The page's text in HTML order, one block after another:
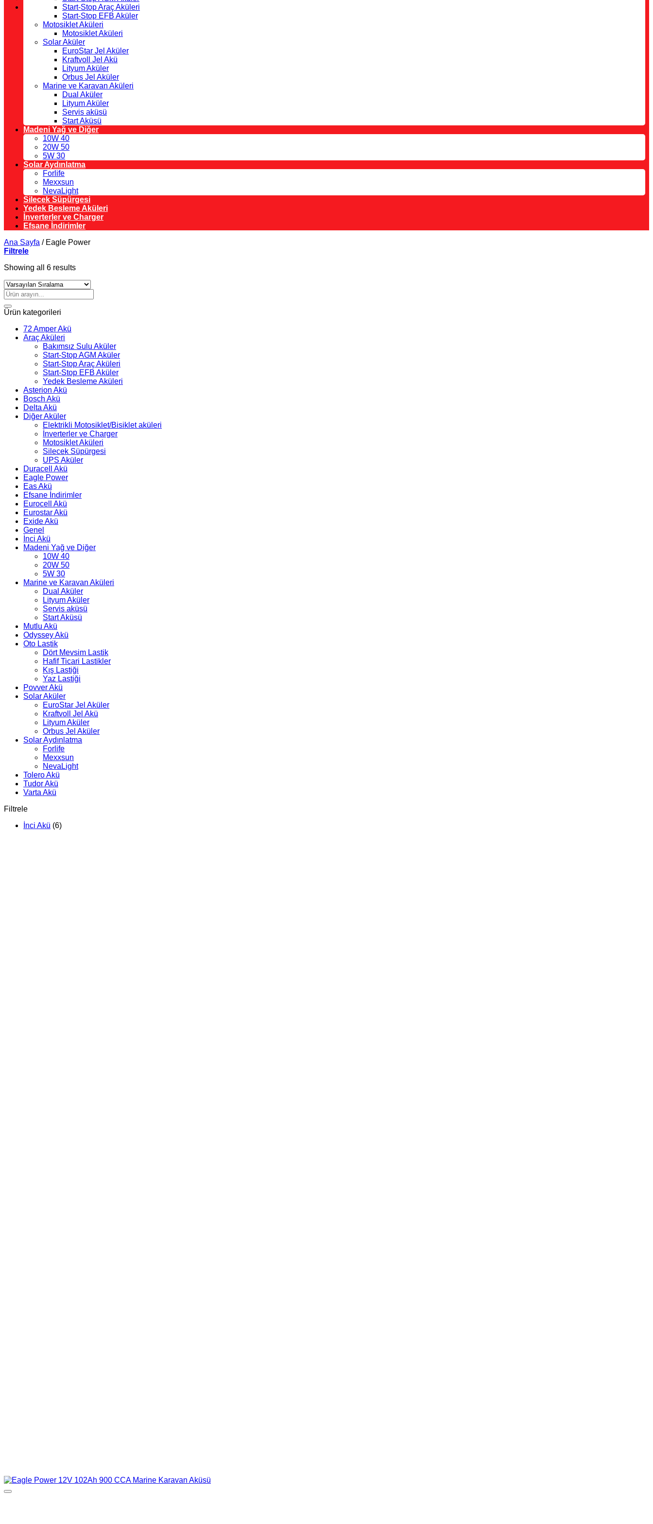
Start-Stop Araç Aküleri
Start-Stop EFB Aküler
Motosiklet Aküleri
Motosiklet Aküleri
Solar Aküler
EuroStar Jel Aküler
Kraftvoll Jel Akü
Lityum Aküler
Orbus Jel Aküler
Marine ve Karavan Aküleri
Dual Aküler
Lityum Aküler
Servis aküsü
Start Aküsü
Madeni Yağ ve Diğer
10W 40
20W 50
5W 30
Solar Aydınlatma
Forlife
Mexxsun
NevaLight
Silecek Süpürgesi
Yedek Besleme Aküleri
İnverterler ve Charger
Efsane İndirimler
Ana Sayfa /Eagle Power
Filtrele
Showing all 6 results
Ara:
Ürün kategorileri
72 Amper Akü
Araç Aküleri
Bakımsız Sulu Aküler
Start-Stop AGM Aküler
Start-Stop Araç Aküleri
Start-Stop EFB Aküler
Yedek Besleme Aküleri
Asterion Akü
Bosch Akü
Delta Akü
Diğer Aküler
Elektrikli Motosiklet/Bisiklet aküleri
İnverterler ve Charger
Motosiklet Aküleri
Silecek Süpürgesi
UPS Aküler
Duracell Akü
Eagle Power
Eas Akü
Efsane İndirimler
Eurocell Akü
Eurostar Akü
Exide Akü
Genel
İnci Akü
Madeni Yağ ve Diğer
10W 40
20W 50
5W 30
Marine ve Karavan Aküleri
Dual Aküler
Lityum Aküler
Servis aküsü
Start Aküsü
Mutlu Akü
Odyssey Akü
Oto Lastik
Dört Mevsim Lastik
Hafif Ticari Lastikler
Kış Lastiği
Yaz Lastiği
Povver Akü
Solar Aküler
EuroStar Jel Aküler
Kraftvoll Jel Akü
Lityum Aküler
Orbus Jel Aküler
Solar Aydınlatma
Forlife
Mexxsun
NevaLight
Tolero Akü
Tudor Akü
Varta Akü
Filtrele
İnci Akü (6)